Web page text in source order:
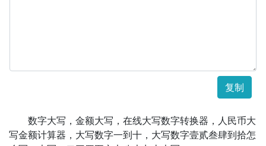
复制
数字大写，金额大写，在线大写数字转换器，人民币大
写金额计算器，大写数字一到十，大写数字壹贰叁肆到拾怎